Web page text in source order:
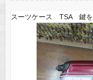
スーツケース TSA 鍵を